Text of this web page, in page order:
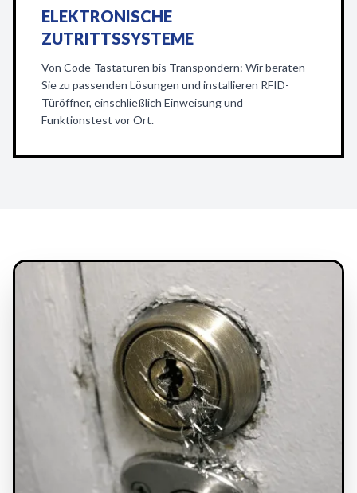
ELEKTRONISCHE
ZUTRITTSSYSTEME
Von Code-Tastaturen bis Transpondern: Wir beraten
Sie zu passenden Lösungen und installieren RFID-
Türöffner, einschließlich Einweisung und
Funktionstest vor Ort.